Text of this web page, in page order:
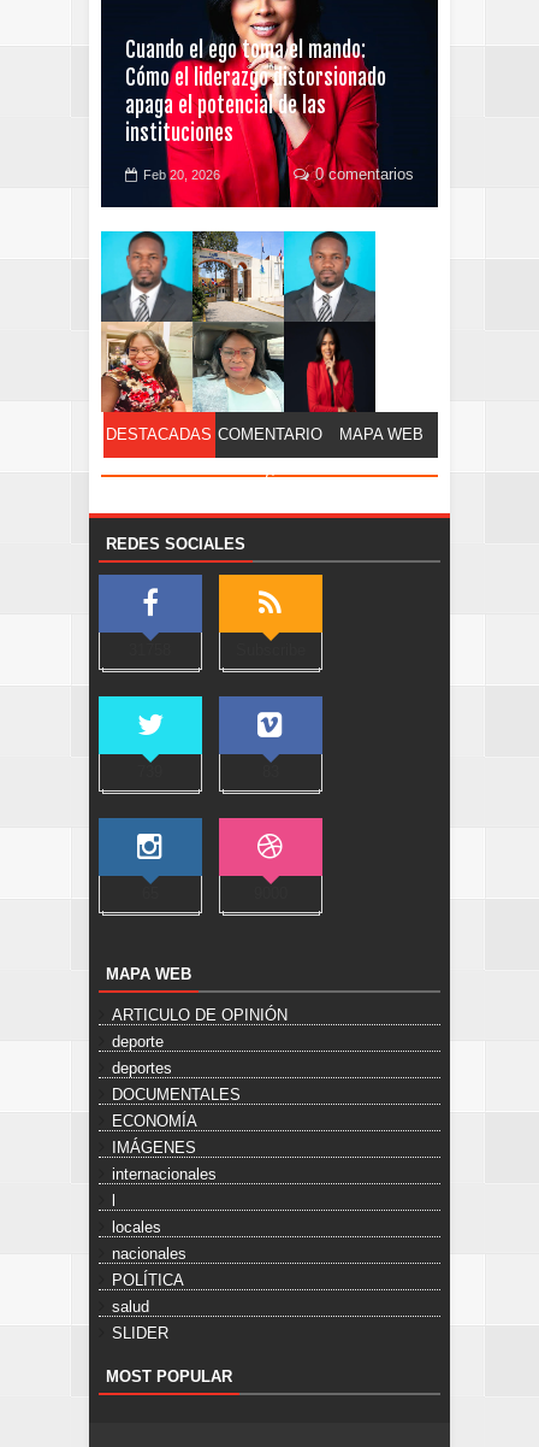
Cuando el ego toma el mando:
Cómo el liderazgo distorsionado
apaga el potencial de las
instituciones
Feb 20, 2026 0 comentarios
DESTACADAS COMENTARIO
S
MAPA WEB
REDES SOCIALES
MAPA WEB
ARTICULO DE OPINIÓN
deporte
deportes
DOCUMENTALES
ECONOMÍA
IMÁGENES
internacionales
locales
nacionales
POLÍTICA
salud
SLIDER
MOST POPULAR